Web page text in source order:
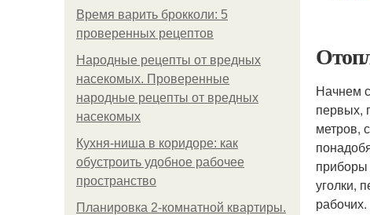
Время варить брокколи: 5
проверенных рецептов
Народные рецепты от вредных
насекомых. Проверенные
народные рецепты от вредных
насекомых
Кухня-ниша в коридоре: как
обустроить удобное рабочее
пространство
Планировка 2-комнатной квартиры.
Начнем
первых,
метров,
уголки,